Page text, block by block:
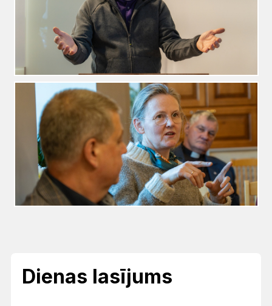
Dienas lasījums